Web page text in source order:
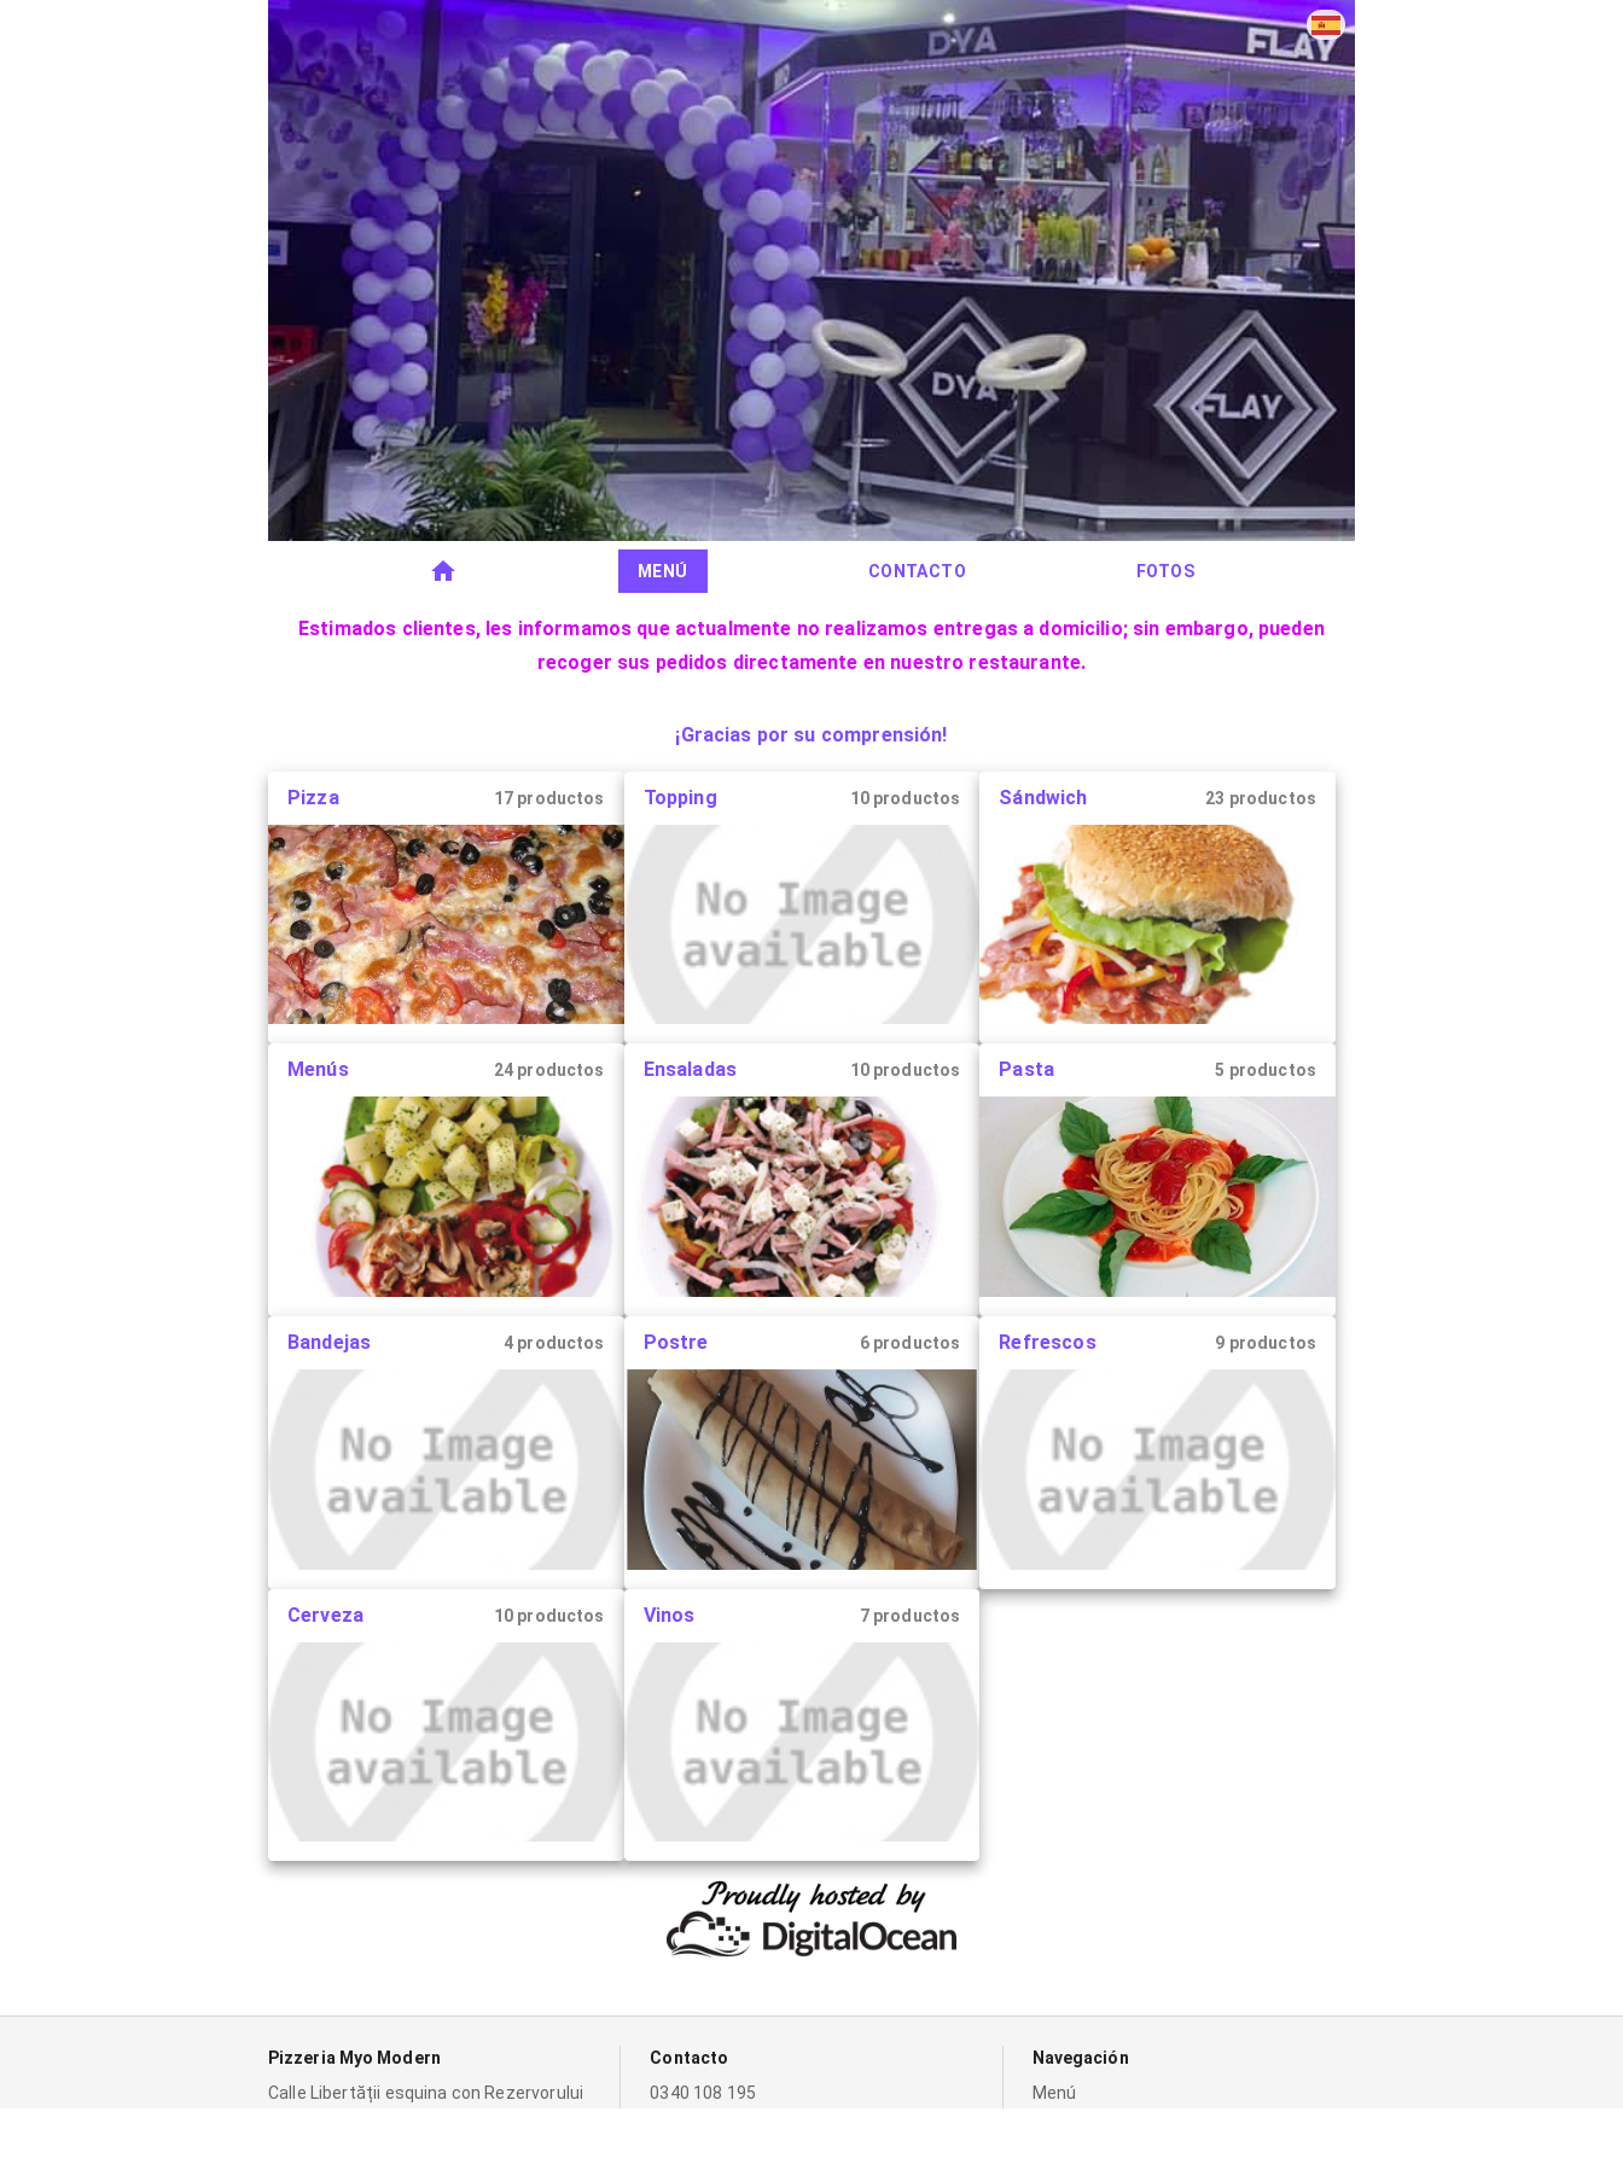
MENÚ CONTACTO FOTOS
Estimados clientes, les informamos que actualmente no realizamos entregas a domicilio; sin embargo, pueden
recoger sus pedidos directamente en nuestro restaurante.
¡Gracias por su comprensión!
Pizza 17 productos Topping 10 productos Sándwich 23 productos
Menús 24 productos Ensaladas 10 productos Pasta 5 productos
Bandejas 4 productos Postre 6 productos Refrescos 9 productos
Cerveza 10 productos Vinos 7 productos
Pizzeria Myo Modern
Calle Libertății esquina con Rezervorului
Contacto
0340 108 195
Navegación
Menú